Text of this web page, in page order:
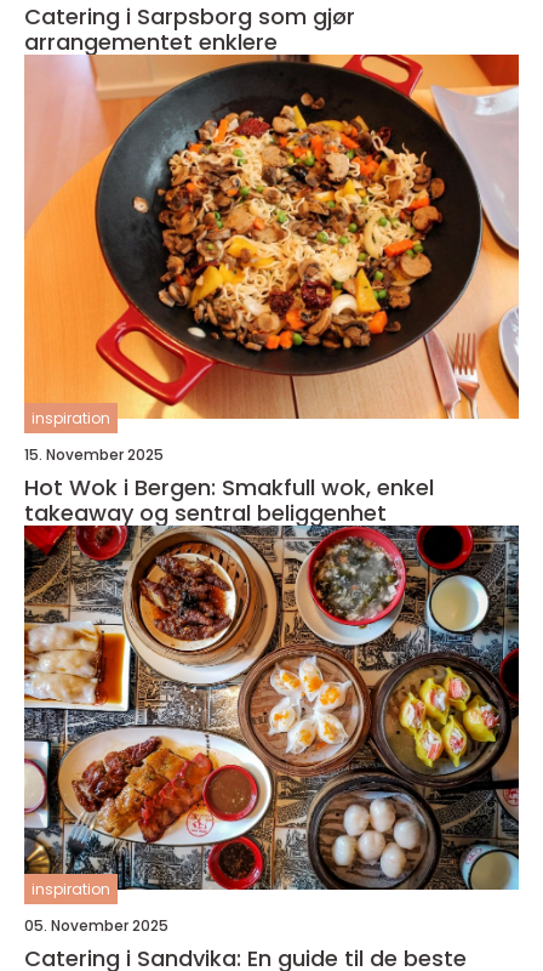
Catering i Sarpsborg som gjør
arrangementet enklere
inspiration
15. November 2025
Hot Wok i Bergen: Smakfull wok, enkel
takeaway og sentral beliggenhet
inspiration
05. November 2025
Catering i Sandvika: En guide til de beste